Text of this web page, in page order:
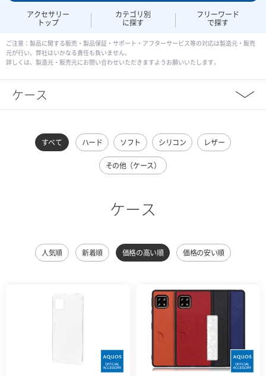
アクセサリー
トップ
カテゴリ別
に探す
フリーワード
で探す
ご注意：製品に関する販売・製品保証・サポート・アフターサービス等の対応は製造元・販売
元が行い、弊社はいかなる責任も負いません。
詳しくは、製造元・販売元にお問い合わせいただきますようお願いいたします。
ケース
すべて ハード ソフト シリコン レザー
その他（ケース）
ケース
人気順 新着順 価格の高い順 価格の安い順